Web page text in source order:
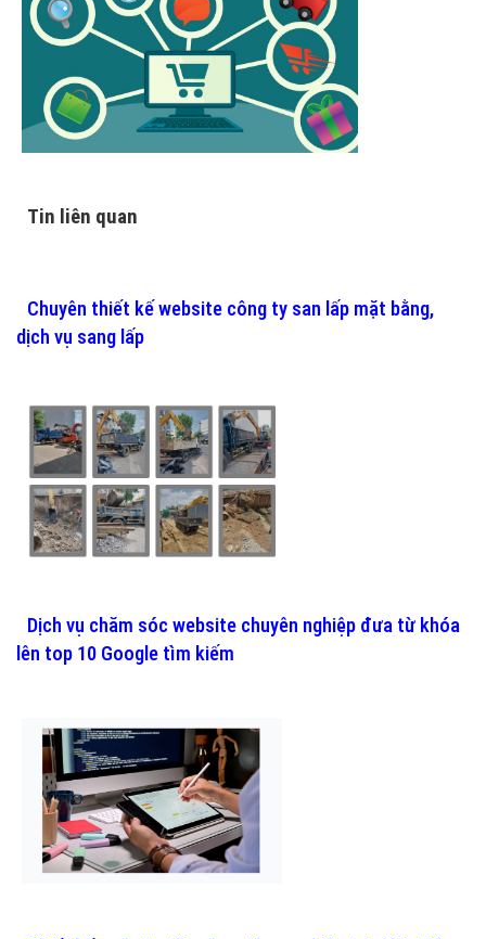
Tin liên quan
Chuyên thiết kế website công ty san lấp mặt bằng,
dịch vụ sang lấp
Dịch vụ chăm sóc website chuyên nghiệp đưa từ khóa
lên top 10 Google tìm kiếm